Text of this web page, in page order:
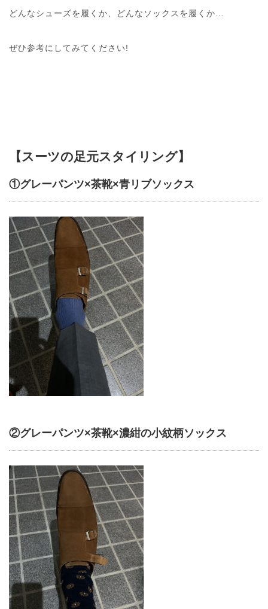
どんなシューズを履くか、どんなソックスを履くか…
ぜひ参考にしてみてください!
【スーツの足元スタイリング】
①グレーパンツ×茶靴×青リブソックス
②グレーパンツ×茶靴×濃紺の小紋柄ソックス